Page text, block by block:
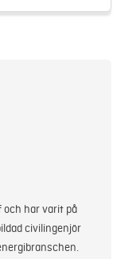
har varit på
civilingenjör